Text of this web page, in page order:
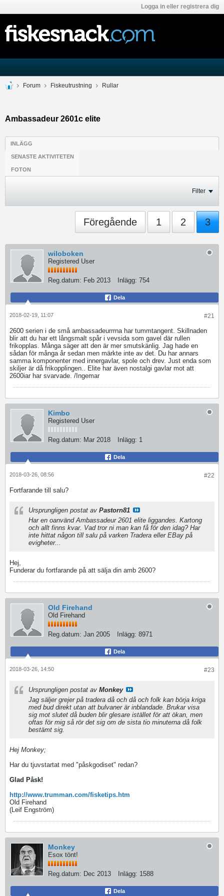
Logga in eller registrera dig
Forum Fiskeutrustning Rullar
Ambassadeur 2601c elite
INLÄGG
SENASTE AKTIVITETEN
FOTON
Filter
Föregående 1 2 3
wiloboken
Registered User
Reg.datum: Feb 2013 Inlägg: 754
Dela
#21
2018-02-19, 11:07
2600 serien i de små ambassadeurrrna har tummtangent. Skillnaden
blir att du har ett långsmalt spår i vevsida som gavel där rullen
frikopplas. Många säger att den är mer smutskänlig. Jag hade en
sådan för många år sedan men märkte inte av det. Du har annars
samma komponenter med innergavlar, spole och drev. Just enda som
skiljer är då frikopplingen.. Elite har även nostalgi gavlar mot att
2600iar har svarvade. /Ingemar
Kimbo
Registered User
Reg.datum: Mar 2018 Inlägg: 1
Dela
#22
2018-03-26, 08:56
Fortfarande till salu?
Ursprungligen postat av Pastorn81
Har en oanvänd Ambassadeur 2601 elite liggandes. Kartong
och allt finns kvar. Vad tror ni man kan få för den idag? Har
inte hittat någon till salu på varken Tradera eller EBay på
evigheter...
Hej,
Funderar du fortfarande på att sälja din amb 2600?
Old Firehand
Old Firehand
Reg.datum: Jan 2005 Inlägg: 8971
Dela
#23
2018-03-26, 14:50
Ursprungligen postat av Monkey
Jag säljer grejer på tradera då och då och folk kan börja kriga
med bud direkt utan att bulvaner är inblandade. Brukar visa
sig mot slutet då buden blir glesare istället för att ökan, men
oftas för mig så rör det sig om de sista tio minuterna då folk
bestämt sig.
Hej Monkey;
Har du tjuvstartat med "påskgodiset" redan?
Glad Påsk!
http://www.trumman.com/fisketips.htm
Old Firehand
(Leif Engström)
Monkey
Esox tönt!
Reg.datum: Dec 2013 Inlägg: 1588
Dela